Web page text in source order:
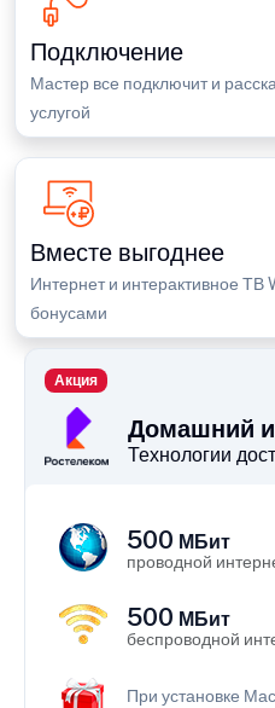
Подключение
Мастер все подключит и
услугой
Вместе выгоднее
Интернет и интерактивное ТВ
бонусами
Домашний
Технологии
Акция
500 МБит
проводной
500 МБит
беспроводной
При установке